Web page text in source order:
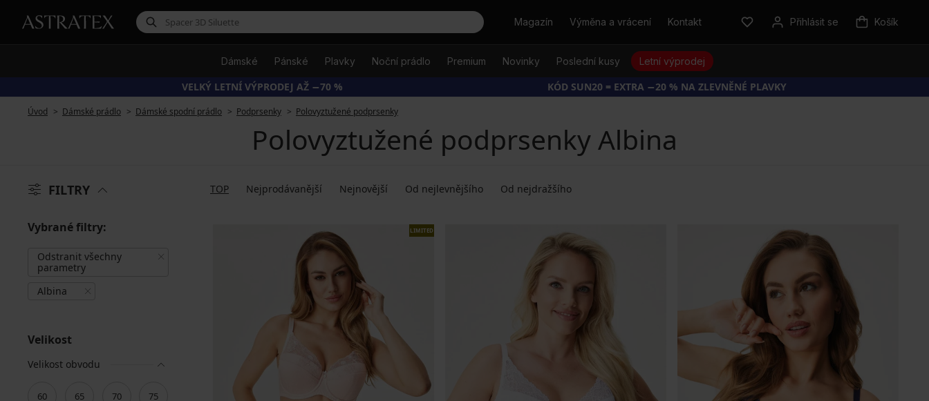
HledatMagazín Výměna a vrácení Kontakt Přihlásit se Košík
Dámské Pánské Plavky Noční prádlo Premium Novinky Poslední kusy Letní výprodej
VELKÝ LETNÍ VÝPRODEJ AŽ −70 % KÓD SUN20 = EXTRA −20 % NA ZLEVNĚNÉ PLAVKY
Úvod Dámské prádlo Dámské spodní prádlo Podprsenky Polovyztužené podprsenky
Polovyztužené podprsenky Albina
FILTRY TOP Nejprodávanější Nejnovější Od nejlevnějšího Od nejdražšího
Vybrané filtry:
Odstranit všechny
parametry
Albina
Velikost
Velikost obvodu
60 65 70 75
LIMITED